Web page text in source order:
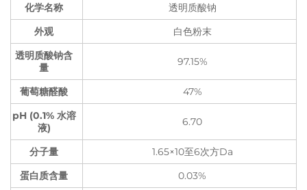
化学名称
透明质酸钠
外观
白色粉末
透明质酸钠含
量
97.15%
葡萄糖醛酸
47%
pH (0.1% 水溶
液)
6.70
分子量
1.65×10至6次方Da
蛋白质含量
0.03%